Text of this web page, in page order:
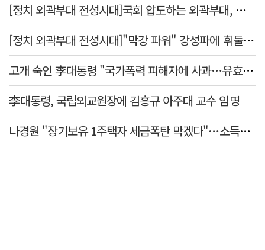
[정치 외곽부대 전성시대]국회 압도하는 외곽부대, 목소리 왜 커지나?
[정치 외곽부대 전성시대]"막강 파워" 강성파에 휘둘리는 여야 …"이슈 메이킹" 커지는 변방의 북소리
고개 숙인 李대통령 "국가폭력 피해자에 사과…유효기간 없는 책임"
李대통령, 국립외교원장에 김흥규 아주대 교수 임명
나경원 "장기보유 1주택자 세금폭탄 막겠다"…소득세법 개정안 발의